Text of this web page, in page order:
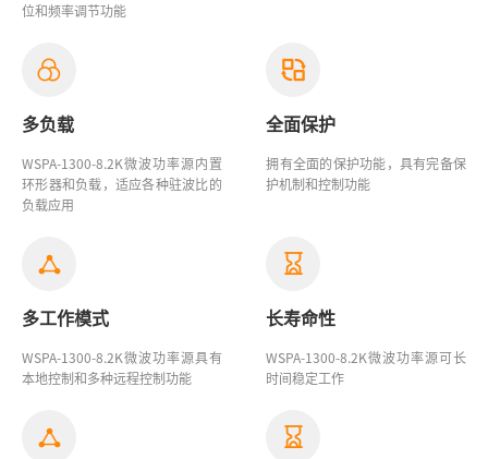
位和频率调节功能
多负载
WSPA-1300-8.2K微波功率源内置
环形器和负载，适应各种驻波比的
负载应用
全面保护
拥有全面的保护功能，具有完备保
护机制和控制功能
多工作模式
WSPA-1300-8.2K微波功率源具有
本地控制和多种远程控制功能
长寿命性
WSPA-1300-8.2K微波功率源可长
时间稳定工作